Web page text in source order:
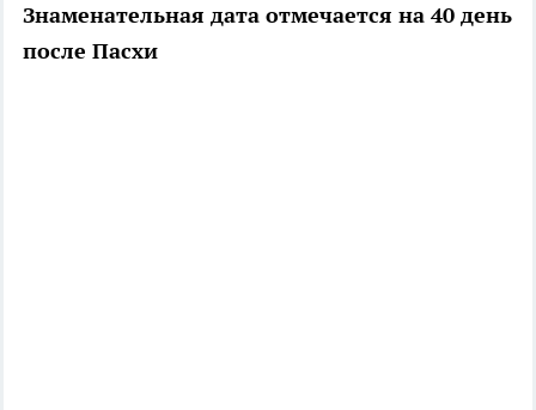
Знаменательная дата отмечается на 40 день
после Пасхи